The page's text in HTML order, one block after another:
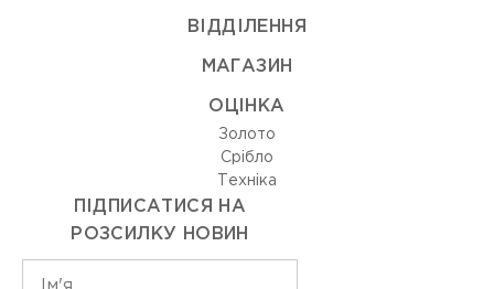
ВIДДIЛЕННЯ
МАГАЗИН
ОЦIНКА
Золото
Срiбло
Технiка
ПІДПИСАТИСЯ НА
РОЗСИЛКУ НОВИН